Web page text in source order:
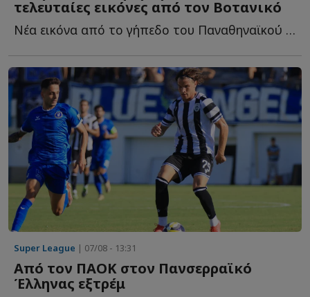
τελευταίες εικόνες από τον Βοτανικό
Νέα εικόνα από το γήπεδο του Παναθηναϊκού και τις εγκαταστάσεις τ...
Super League | 07/08 - 13:31
Από τον ΠΑΟΚ στον Πανσερραϊκό
Έλληνας εξτρέμ